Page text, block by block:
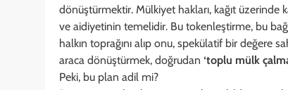
dönüştürmektir. Mülkiyet hakları, kağıt üzerinde
ve aidiyetinin temelidir. Bu tokenleştirme, bu
halkın toprağını alıp onu, spekülatif bir değere
araca dönüştürmek, doğrudan ‘toplu mülk
Peki, bu plan adil mi?